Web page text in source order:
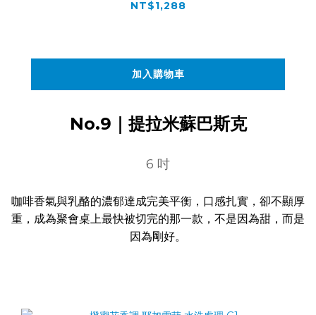
NT$1,288
加入購物車
No.9｜提拉米蘇巴斯克
6 吋
咖啡香氣與乳酪的濃郁達成完美平衡，口感扎實，卻不顯厚
重，成為聚會桌上最快被切完的那一款，不是因為甜，而是
因為剛好。